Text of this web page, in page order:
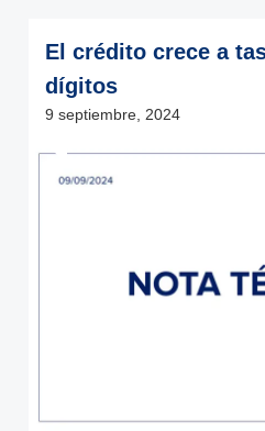
El crédito crece a
dígitos
9 septiembre, 2024